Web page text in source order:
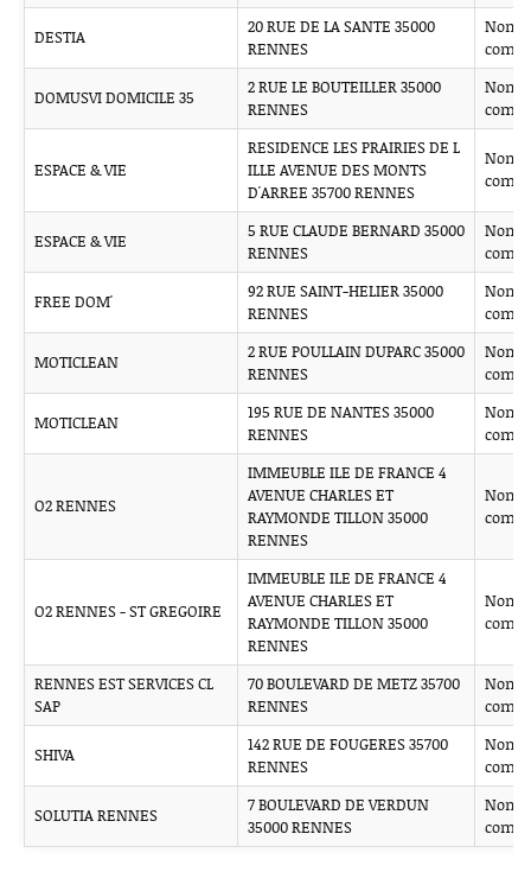
DESTIA
20 RUE DE LA SANTE 35000
RENNES
Non
DOMUSVI DOMICILE 35
2 RUE LE BOUTEILLER 35000
RENNES
Non
ESPACE & VIE
RESIDENCE LES PRAIRIES DE L
ILLE AVENUE DES MONTS
D'ARREE 35700 RENNES
Non
ESPACE & VIE
5 RUE CLAUDE BERNARD 35000
RENNES
Non
FREE DOM'
92 RUE SAINT-HELIER 35000
RENNES
Non
MOTICLEAN
2 RUE POULLAIN DUPARC 35000
RENNES
Non
MOTICLEAN
195 RUE DE NANTES 35000
RENNES
Non
O2 RENNES
IMMEUBLE ILE DE FRANCE 4
AVENUE CHARLES ET
RAYMONDE TILLON 35000
RENNES
Non
O2 RENNES - ST GREGOIRE
IMMEUBLE ILE DE FRANCE 4
AVENUE CHARLES ET
RAYMONDE TILLON 35000
RENNES
Non
RENNES EST SERVICES CL
SAP
70 BOULEVARD DE METZ 35700
RENNES
Non
SHIVA
142 RUE DE FOUGERES 35700
RENNES
Non
SOLUTIA RENNES
7 BOULEVARD DE VERDUN
35000 RENNES
Non